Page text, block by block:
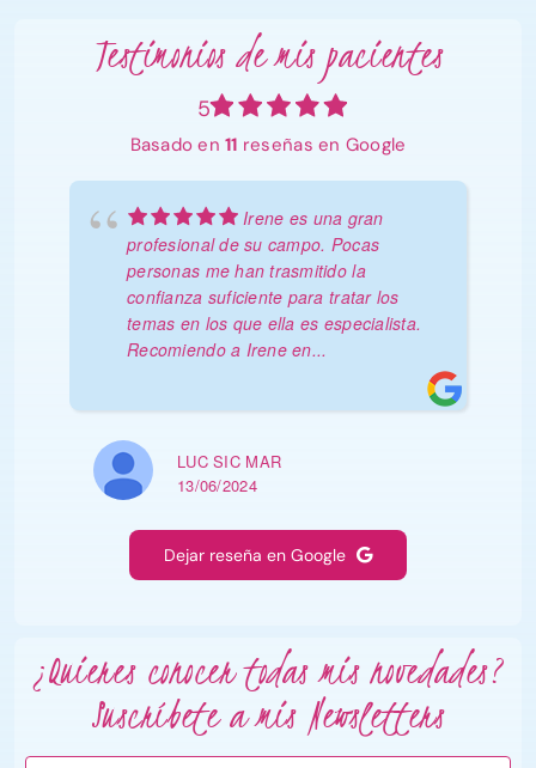
Testimonios de mis pacientes
5
Basado en11 reseñas en Google
Irene es una gran
profesional de su campo. Pocas
personas me han trasmitido la
confianza suficiente para tratar los
temas en los que ella es especialista.
Recomiendo a Irene en...
LUC SIC MAR
13/06/2024
Dejar reseña en Google
¿Quieres conocer todas mis novedades?
Suscríbete a mis Newsletters